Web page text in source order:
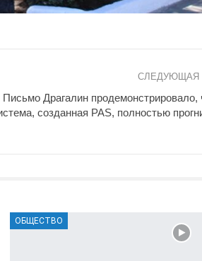
СЛЕДУЮЩАЯ
Драгалин продемонстрировало,
созданная PAS, полностью
ОБЩЕСТВО